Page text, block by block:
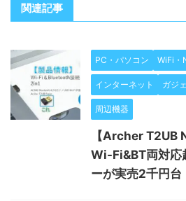
関連記事
PC・パソコン WiFi・
インターネット ガジ
周辺機器
【Archer T2UB
Wi-Fi&BT両対応
ーが実売2千円台